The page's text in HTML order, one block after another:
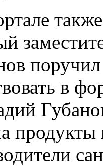
в
продукты